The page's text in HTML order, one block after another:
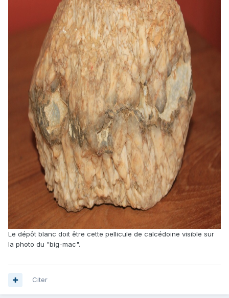
Le dépôt blanc doit être cette pellicule de calcédoine visible sur
la photo du "big-mac".
Citer